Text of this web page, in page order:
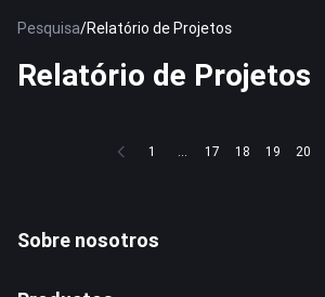
Pesquisa/Relatório de Projetos
Relatório de Projetos
1 ... 17 18 19 20
Sobre nosotros